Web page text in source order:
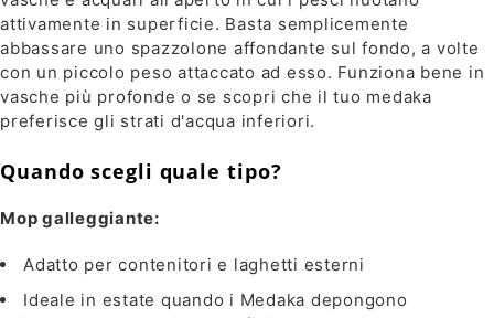
attivamente in superficie. Basta semplicemente
abbassare uno spazzolone affondante sul fondo, a volte
con un piccolo peso attaccato ad esso. Funziona bene in
vasche più profonde o se scopri che il tuo medaka
preferisce gli strati d'acqua inferiori.
Quando scegli quale tipo?
Mop galleggiante:
Adatto per contenitori e laghetti esterni
Ideale in estate quando i Medaka depongono